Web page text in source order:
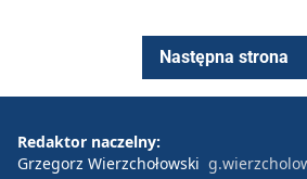
Następna strona
Redaktor naczelny:
Grzegorz Wierzchołowski